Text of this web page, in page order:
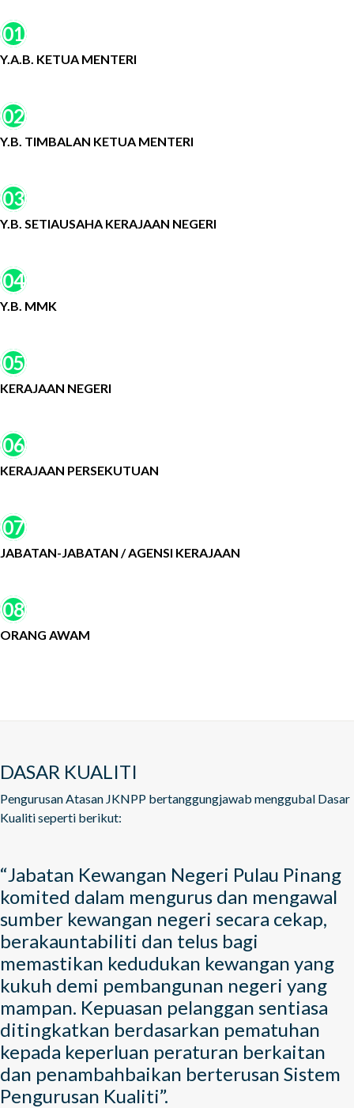
01
Y.A.B. KETUA MENTERI
02
Y.B. TIMBALAN KETUA MENTERI
03
Y.B. SETIAUSAHA KERAJAAN NEGERI
04
Y.B. MMK
05
KERAJAAN NEGERI
06
KERAJAAN PERSEKUTUAN
07
JABATAN-JABATAN / AGENSI KERAJAAN
08
ORANG AWAM
DASAR KUALITI
Pengurusan Atasan JKNPP bertanggungjawab menggubal Dasar
Kualiti seperti berikut:
“Jabatan Kewangan Negeri Pulau Pinang
komited dalam mengurus dan mengawal
sumber kewangan negeri secara cekap,
berakauntabiliti dan telus bagi
memastikan kedudukan kewangan yang
kukuh demi pembangunan negeri yang
mampan. Kepuasan pelanggan sentiasa
ditingkatkan berdasarkan pematuhan
kepada keperluan peraturan berkaitan
dan penambahbaikan berterusan Sistem
Pengurusan Kualiti”.